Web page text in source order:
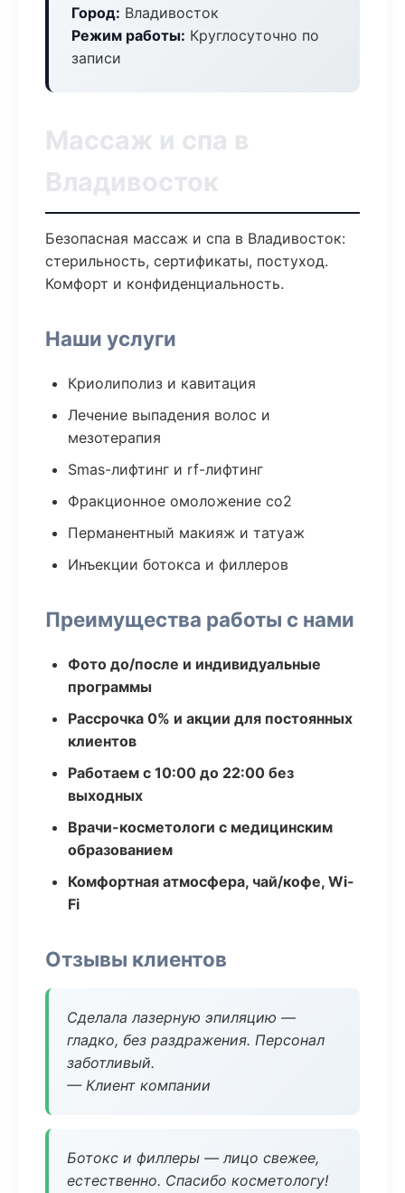
Город: Владивосток
Режим работы: Круглосуточно по
записи
Массаж и спа в
Владивосток
Безопасная массаж и спа в Владивосток:
стерильность, сертификаты, постуход.
Комфорт и конфиденциальность.
Наши услуги
Криолиполиз и кавитация
Лечение выпадения волос и
мезотерапия
Smas-лифтинг и rf-лифтинг
Фракционное омоложение co2
Перманентный макияж и татуаж
Инъекции ботокса и филлеров
Преимущества работы с нами
Фото до/после и индивидуальные
программы
Рассрочка 0% и акции для постоянных
клиентов
Работаем с 10:00 до 22:00 без
выходных
Врачи-косметологи с медицинским
образованием
Комфортная атмосфера, чай/кофе, Wi-
Fi
Отзывы клиентов
Сделала лазерную эпиляцию —
гладко, без раздражения. Персонал
заботливый.
— Клиент компании
Ботокс и филлеры — лицо свежее,
естественно. Спасибо косметологу!